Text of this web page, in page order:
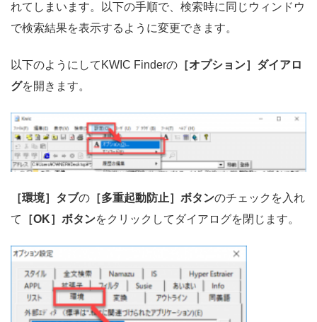
れてしまいます。以下の手順で、検索時に同じウィンドウ
で検索結果を表示するように変更できます。
以下のようにしてKWIC Finderの ［オプション］ダイアロ
グを開きます。
［環境］タブの ［多重起動防止］ボタンのチェックを入れ
て
［OK］ボタンをクリックしてダイアログを閉じます。